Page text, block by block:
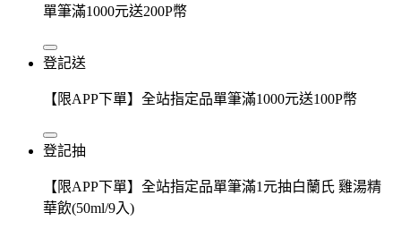
單筆滿1000元送200P幣
登記送
【限APP下單】全站指定品單筆滿1000元送100P幣
登記抽
【限APP下單】全站指定品單筆滿1元抽白蘭氏 雞湯精
華飲(50ml/9入)